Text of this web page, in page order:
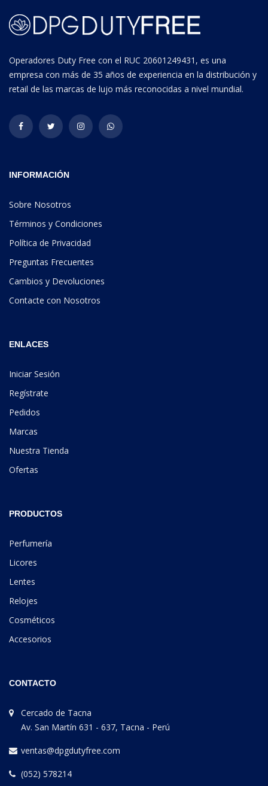
Operadores Duty Free con el RUC 20601249431, es una
empresa con más de 35 años de experiencia en la distribución y
retail de las marcas de lujo más reconocidas a nivel mundial.
INFORMACIÓN
Sobre Nosotros
Términos y Condiciones
Política de Privacidad
Preguntas Frecuentes
Cambios y Devoluciones
Contacte con Nosotros
ENLACES
Iniciar Sesión
Regístrate
Pedidos
Marcas
Nuestra Tienda
Ofertas
PRODUCTOS
Perfumería
Licores
Lentes
Relojes
Cosméticos
Accesorios
CONTACTO
Cercado de Tacna
Av. San Martín 631 - 637, Tacna - Perú
ventas@dpgdutyfree.com
(052) 578214